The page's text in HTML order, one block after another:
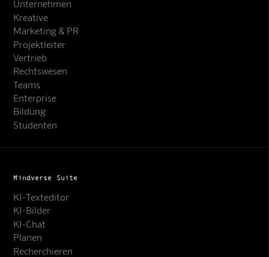
Unternehmen
Kreative
Marketing & PR
Projektleiter
Vertrieb
Rechtswesen
Teams
Enterprise
Bildung
Studenten
Mindverse Suite
KI-Texteditor
KI-Bilder
KI-Chat
Planen
Recherchieren